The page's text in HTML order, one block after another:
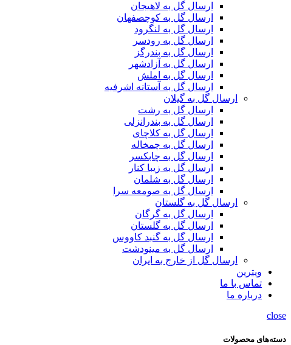
ارسال گل به لاهیجان
ارسال گل به کوچصفهان
ارسال گل به لنگرود
ارسال گل به رودسر
ارسال گل به بندرگز
ارسال گل به آزادشهر
ارسال گل به املش
ارسال گل به آستانه اشرفیه
ارسال گل به گیلان
ارسال گل به رشت
ارسال گل به بندرانزلی
ارسال گل به کلاچای
ارسال گل به چمخاله
ارسال گل به چابکسر
ارسال گل به زیبا کنار
ارسال گل به شلمان
ارسال گل به صومعه سرا
ارسال گل به گلستان
ارسال گل به گرگان
ارسال گل به گلستان
ارسال گل به گنبد کاووس
ارسال گل به مینودشت
ارسال گل از خارج به ایران
ویترین
تماس با ما
درباره ما
close
دسته‌های محصولات